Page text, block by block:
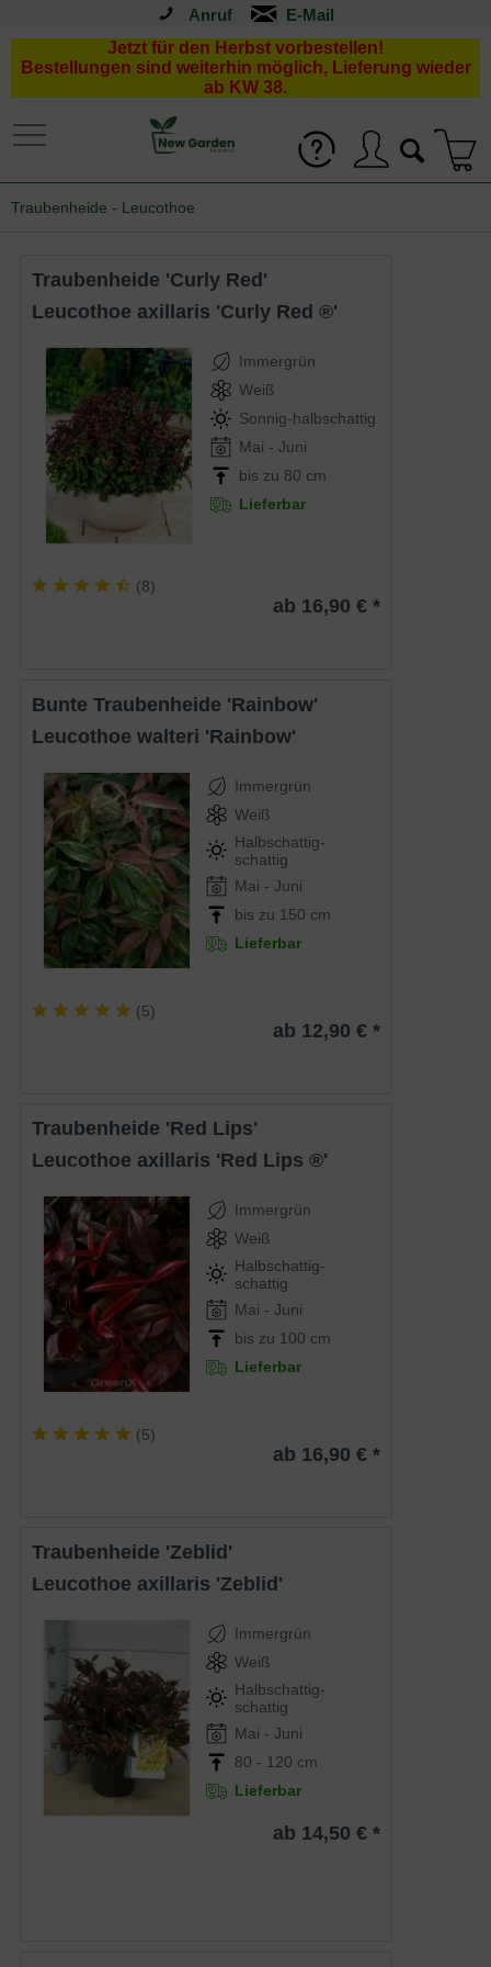
Anruf
Jetzt für den Herbst vorbestellen!
Bestellungen sind weiterhin möglich, Lieferung wieder
ab KW 38.
Traubenheide - Leucothoe
Traubenheide 'Curly Red'
Leucothoe axillaris 'Curly Red ®'
Immergrün
Weiß
Sonnig-halbschattig
Mai - Juni
bis zu 80 cm
Lieferbar
(8)
ab 16,90 € *
Bunte Traubenheide 'Rainbow'
Leucothoe walteri 'Rainbow'
Immergrün
Weiß
Halbschattig-
schattig
Mai - Juni
bis zu 150 cm
Lieferbar
(5)
ab 12,90 € *
Traubenheide 'Red Lips'
Leucothoe axillaris 'Red Lips ®'
Immergrün
Weiß
Halbschattig-
schattig
Mai - Juni
bis zu 100 cm
Lieferbar
(5)
ab 16,90 € *
Traubenheide 'Zeblid'
Leucothoe axillaris 'Zeblid'
Immergrün
Weiß
Halbschattig-
schattig
Mai - Juni
80 - 120 cm
Lieferbar
ab 14,50 € *